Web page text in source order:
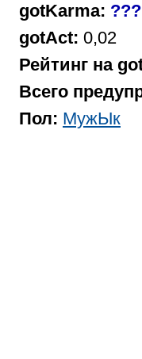
gotKarma: ???
gotAct: 0,02
Рейтинг на
Всего
Пол: МужЫк